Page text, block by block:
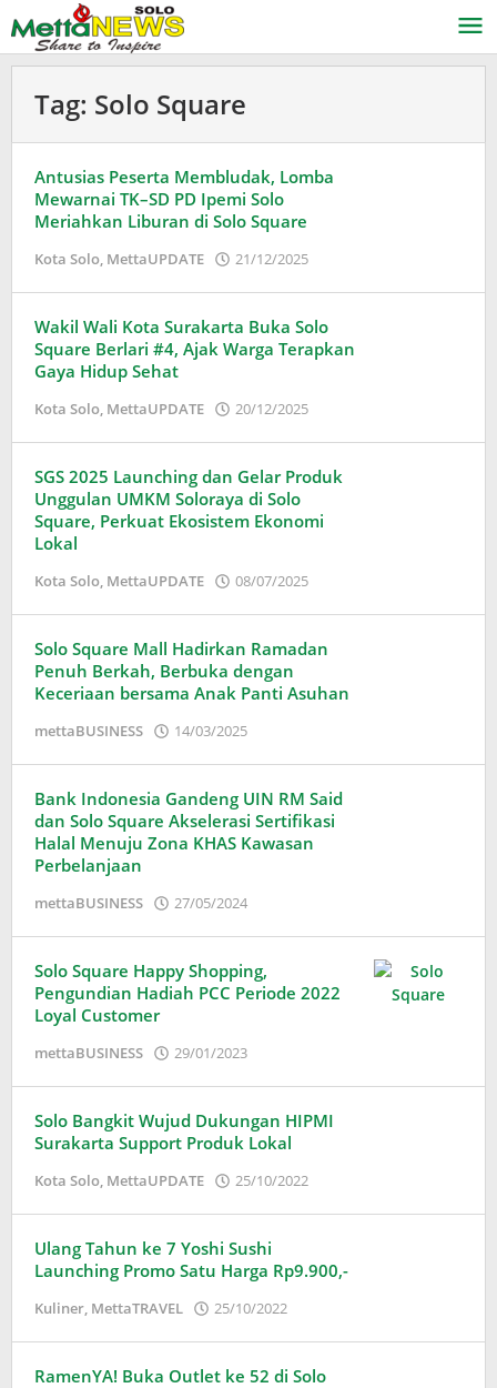
ke
konten
Tag: Solo Square
Antusias Peserta Membludak, Lomba
Mewarnai TK–SD PD Ipemi Solo
Meriahkan Liburan di Solo Square
Kota Solo, MettaUPDATE 21/12/2025
Wakil Wali Kota Surakarta Buka Solo
Square Berlari #4, Ajak Warga Terapkan
Gaya Hidup Sehat
Kota Solo, MettaUPDATE 20/12/2025
SGS 2025 Launching dan Gelar Produk
Unggulan UMKM Soloraya di Solo
Square, Perkuat Ekosistem Ekonomi
Lokal
Kota Solo, MettaUPDATE 08/07/2025
Solo Square Mall Hadirkan Ramadan
Penuh Berkah, Berbuka dengan
Keceriaan bersama Anak Panti Asuhan
mettaBUSINESS 14/03/2025
Bank Indonesia Gandeng UIN RM Said
dan Solo Square Akselerasi Sertifikasi
Halal Menuju Zona KHAS Kawasan
Perbelanjaan
mettaBUSINESS 27/05/2024
Solo Square Happy Shopping,
Pengundian Hadiah PCC Periode 2022
Loyal Customer
mettaBUSINESS 29/01/2023
Solo Bangkit Wujud Dukungan HIPMI
Surakarta Support Produk Lokal
Kota Solo, MettaUPDATE 25/10/2022
Ulang Tahun ke 7 Yoshi Sushi
Launching Promo Satu Harga Rp9.900,-
Kuliner, MettaTRAVEL 25/10/2022
RamenYA! Buka Outlet ke 52 di Solo